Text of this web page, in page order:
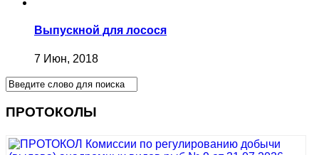
Выпускной для лосося
7 Июн, 2018
ПРОТОКОЛЫ